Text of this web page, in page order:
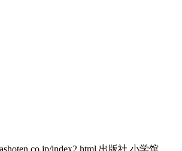
index2.html 出版社 小学馆